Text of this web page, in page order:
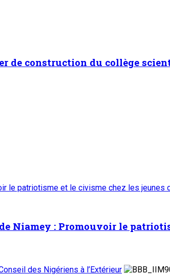
de construction du collège
le patriotisme et le civisme chez les jeunes
Niamey : Promouvoir le
des Nigériens à l’Extérieur